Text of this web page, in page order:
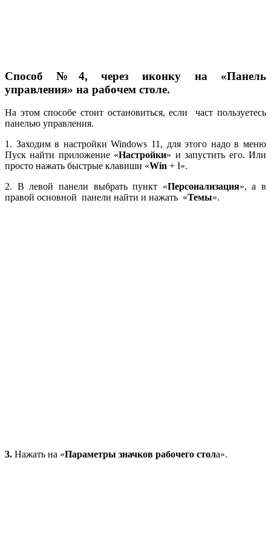
Способ №4, через иконку на «Панель
управления» на рабочем столе.
На этом способе стоит остановиться, если част пользуетесь
панелью управления.
1. Заходим в настройки Windows 11, для этого надо в меню
Пуск найти приложение «Настройки» и запустить его. Или
просто нажать быстрые клавиши «Win + I».
2. В левой панели выбрать пункт «Персонализация», а в
правой основной панели найти и нажать «Темы».
3. Нажать на «Параметры значков рабочего стола».